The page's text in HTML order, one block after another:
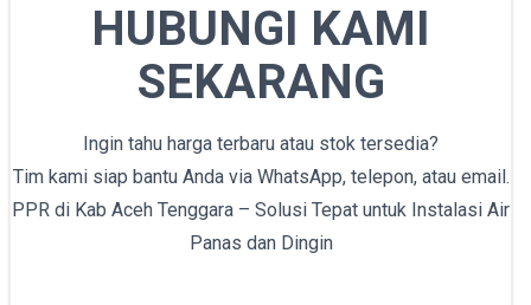
HUBUNGI KAMI
SEKARANG
Ingin tahu harga terbaru atau stok tersedia?
Tim kami siap bantu Anda via WhatsApp, telepon, atau email.
PPR di Kab Aceh Tenggara – Solusi Tepat untuk Instalasi Air
Panas dan Dingin